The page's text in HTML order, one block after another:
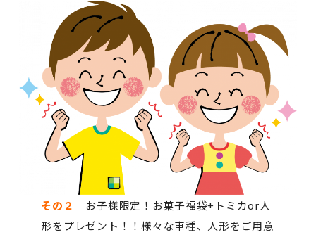
その２
お子様限定！お菓子福袋+トミカor人
形をプレゼント！！様々な車種、人形をご用意